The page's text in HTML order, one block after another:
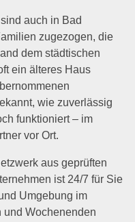
auch in Bad
zugezogen, die
dem städtischen
ein älteres Haus
wie zuverlässig
funktioniert – im
vor Ort.
aus geprüften
ist 24/7 für Sie
Umgebung im
und Wochenenden